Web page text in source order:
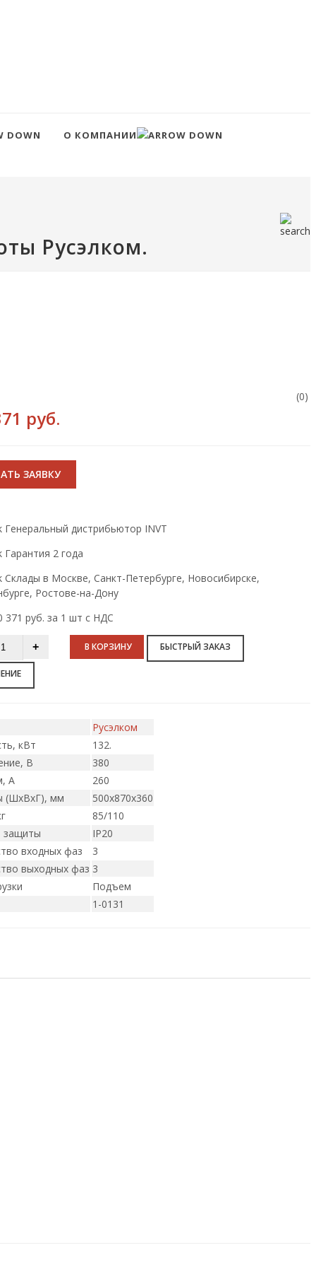
О КОМПАНИИ
Русэлком.
руб.
(0)
ЗАЯВКУ
Генеральный дистрибьютор INVT
Гарантия 2 года
Склады в Москве, Санкт-Петербурге, Новосибирске,
Ростове-на-Дону
371 руб. за 1 шт с НДС
В КОРЗИНУ БЫСТРЫЙ ЗАКАЗ
Русэлком
кВт
132.
В
380
А
260
(ШxВxГ), мм
500х870х360
85/110
защиты
IP20
входных фаз
3
выходных фаз 3
Подъем
1-0131